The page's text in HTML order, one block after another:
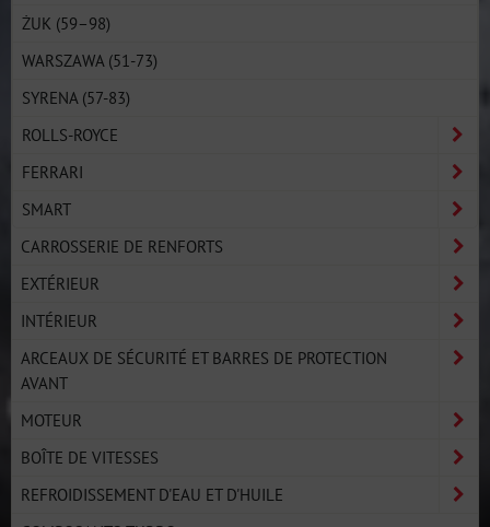
ŻUK (59–98)
WARSZAWA (51-73)
SYRENA (57-83)
ROLLS-ROYCE
FERRARI
SMART
CARROSSERIE DE RENFORTS
EXTÉRIEUR
INTÉRIEUR
ARCEAUX DE SÉCURITÉ ET BARRES DE PROTECTION
AVANT
MOTEUR
BOÎTE DE VITESSES
REFROIDISSEMENT D'EAU ET D'HUILE